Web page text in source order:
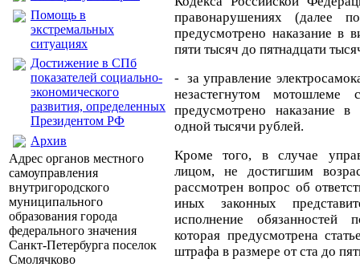
Помощь в
экстремальных
ситуациях
Достижение в СПб
показателей социально-
экономического
развития, определенных
Президентом РФ
Архив
Адрес органов местного
самоуправления
внутригородского
муниципального
образования города
федерального значения
Санкт-Петербурга поселок
Смолячково
правонарушениях
предусмотрено наказание в
пяти тысяч до пятнадцати
- за управление
незастегнутом
предусмотрено наказание
одной тысячи рублей.
Кроме того, в случае
лицом, не достигшим
рассмотрен вопрос об
иных законных
исполнение обязанностей
которая предусмотрена
штрафа в размере от ста до